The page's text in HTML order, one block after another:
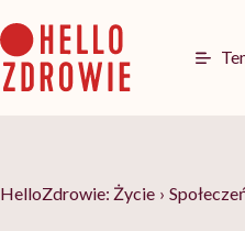
HelloZdrowie: Życie ›